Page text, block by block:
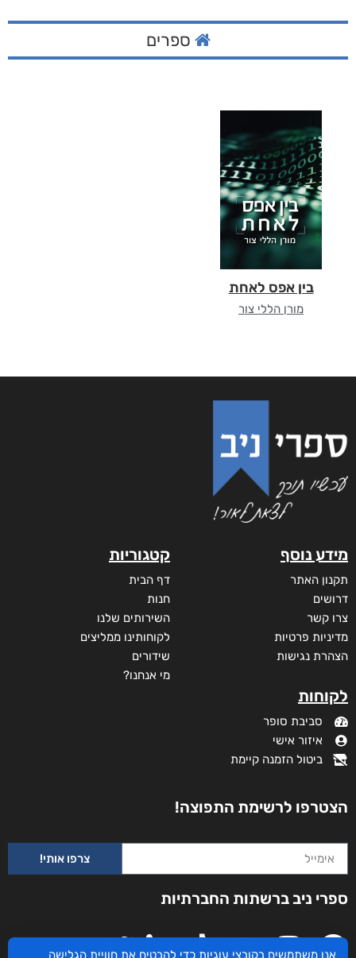
ספרים
בין אפס לאחת
מורן הללי צור
מידע נוסף
תקנון האתר
דרושים
צרו קשר
מדיניות פרטיות
הצהרת נגישות
לקוחות
סביבת סופר
איזור אישי
ביטול הזמנה קיימת
קטגוריות
דף הבית
חנות
השירותים שלנו
לקוחותינו ממליצים
שידורים
מי אנחנו?
הצטרפו לרשימת התפוצה!
צרפו אותי!
ספרי ניב ברשתות החברתיות
אנו משתמשים בקובצי עוגיות כדי להבטיח את חוויית הגלישה